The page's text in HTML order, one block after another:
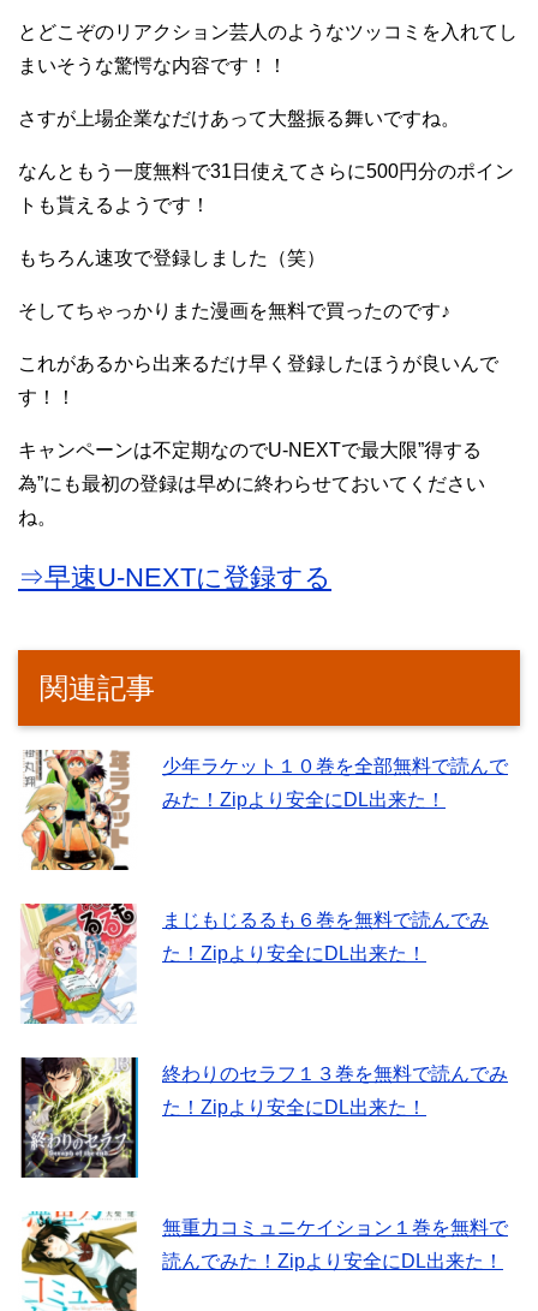
とどこぞのリアクション芸人のようなツッコミを入れてし
まいそうな驚愕な内容です！！
さすが上場企業なだけあって大盤振る舞いですね。
なんともう一度無料で31日使えてさらに500円分のポイン
トも貰えるようです！
もちろん速攻で登録しました（笑）
そしてちゃっかりまた漫画を無料で買ったのです♪
これがあるから出来るだけ早く登録したほうが良いんで
す！！
キャンペーンは不定期なのでU-NEXTで最大限”得する
為”にも最初の登録は早めに終わらせておいてください
ね。
⇒早速U-NEXTに登録する
関連記事
少年ラケット１０巻を全部無料で読んで
みた！Zipより安全にDL出来た！
まじもじるるも６巻を無料で読んでみ
た！Zipより安全にDL出来た！
終わりのセラフ１３巻を無料で読んでみ
た！Zipより安全にDL出来た！
無重力コミュニケイション１巻を無料で
読んでみた！Zipより安全にDL出来た！